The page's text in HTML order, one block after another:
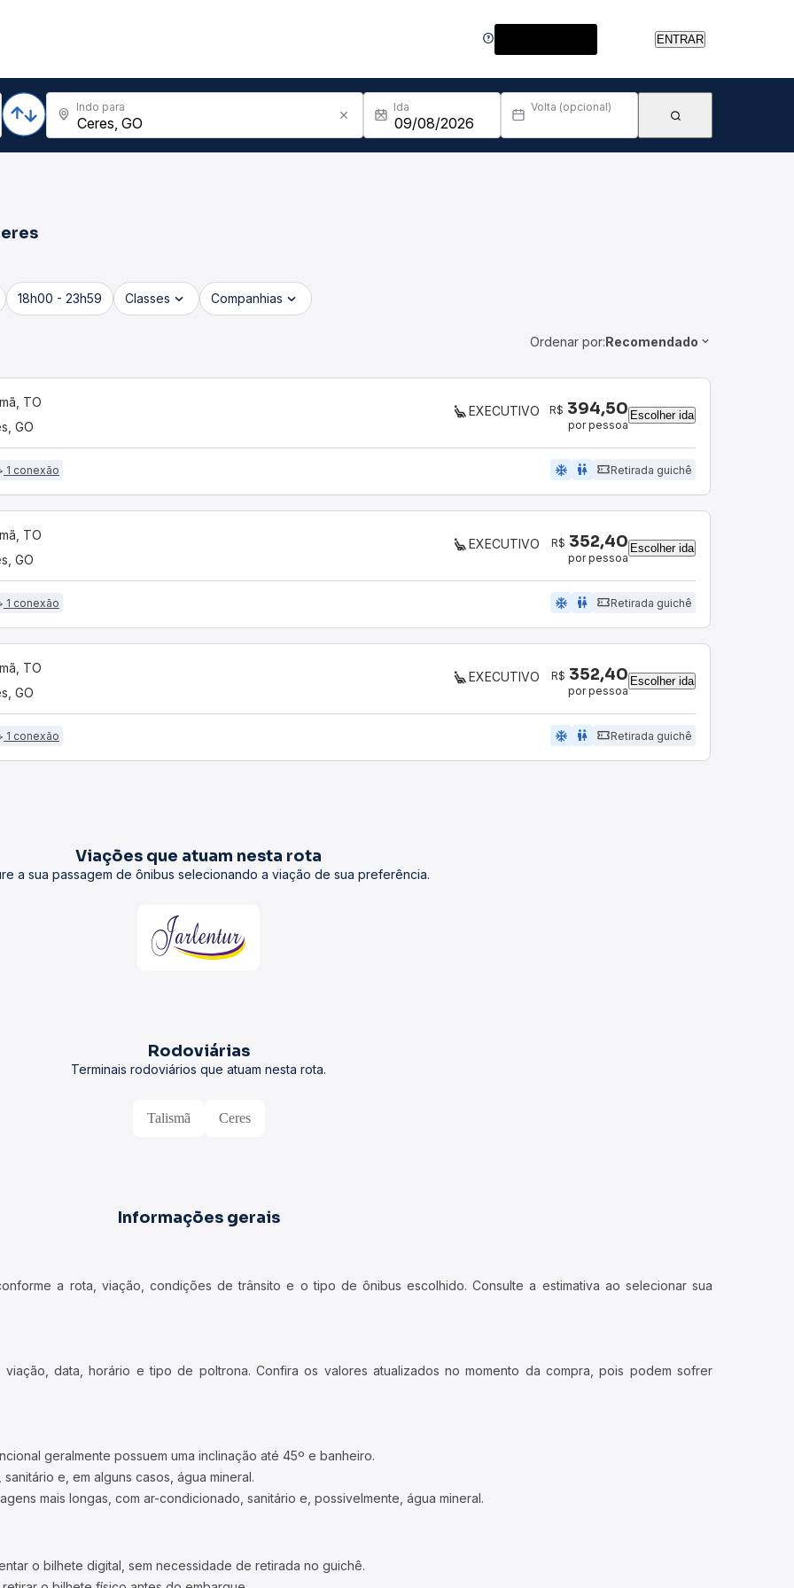
ENTRAR
Indo para Ida Volta (opcional)
18h00 - 23h59 Classes Companhias
Ordenar por:Recomendado
TO
GO
EXECUTIVO R$ 394,50
por pessoa
Escolher ida
1 conexão ac_unit wc Retirada guichê
TO
GO
EXECUTIVO R$ 352,40
por pessoa
Escolher ida
1 conexão ac_unit wc Retirada guichê
TO
GO
EXECUTIVO R$ 352,40
por pessoa
Escolher ida
1 conexão ac_unit wc Retirada guichê
Viações que atuam nesta rota
a sua passagem de ônibus selecionando a viação de sua preferência.
Rodoviárias
Terminais rodoviários que atuam nesta rota.
Talismã Ceres
Informações gerais
a rota, viação, condições de trânsito e o tipo de ônibus escolhido. Consulte a estimativa ao selecionar sua
data, horário e tipo de poltrona. Confira os valores atualizados no momento da compra, pois podem sofrer
geralmente possuem uma inclinação até 45º e banheiro.
e, em alguns casos, água mineral.
mais longas, com ar-condicionado, sanitário e, possivelmente, água mineral.
o bilhete digital, sem necessidade de retirada no guichê.